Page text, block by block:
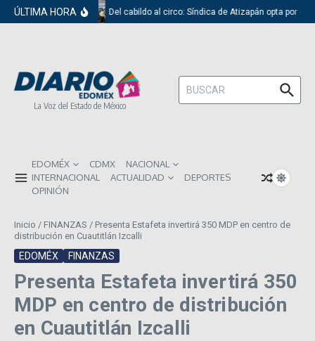
Saltar al contenido
ÚLTIMA HORA Del cabildo al circo: Síndica de Atizapán opta por el
La Voz del Estado de México
Buscar:
EDOMÉX CDMX
NACIONAL
INTERNACIONAL
ACTUALIDAD
DEPORTES
OPINIÓN
Inicio / FINANZAS / Presenta Estafeta invertirá 350 MDP en centro de
distribución en Cuautitlán Izcalli
EDOMÉX FINANZAS
Presenta Estafeta invertirá 350
MDP en centro de distribución
en Cuautitlán Izcalli